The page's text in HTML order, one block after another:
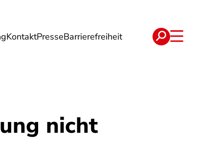
KontaktPresseBarrierefreiheit
Reise Verträge
nicht